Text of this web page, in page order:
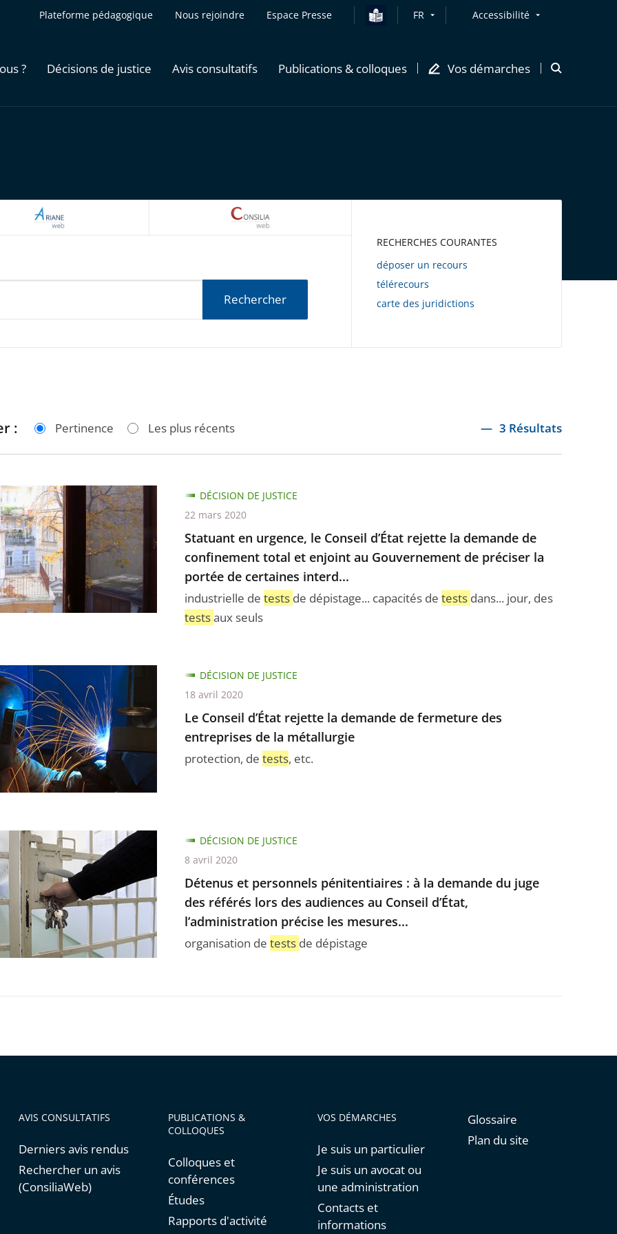
Plateforme pédagogique Nous rejoindre Espace Presse FR Accessibilité
? Décisions de justice Avis consultatifs Publications & colloques Vos démarches
Ouvrir
ARIANEWEB
Rechercher
RECHERCHES COURANTES
déposer un recours
télérecours
carte des juridictions
: Pertinence Les plus récents 3 Résultats
Statuant en urgence, le Conseil d’État rejette la demande de
confinement total et enjoint au Gouvernement de préciser la
portée de certaines interd...
industrielle de tests de dépistage... capacités de tests dans... jour, des
testsaux seuls
DÉCISION DE JUSTICE
22 mars 2020
Le Conseil d’État rejette la demande de fermeture des
entreprises de la métallurgie
protection, de tests, etc.
DÉCISION DE JUSTICE
18 avril 2020
Détenus et personnels pénitentiaires : à la demande du juge
des référés lors des audiences au Conseil d’État,
l’administration précise les mesures...
organisation de tests de dépistage
DÉCISION DE JUSTICE
8 avril 2020
AVIS CONSULTATIFS
Derniers avis rendus
Rechercher un avis
(ConsiliaWeb)
PUBLICATIONS &
COLLOQUES
Colloques et
conférences
Études
Rapports d'activité
VOS DÉMARCHES
Je suis un particulier
Je suis un avocat ou
une administration
Contacts et
informations
Glossaire
Plan du site